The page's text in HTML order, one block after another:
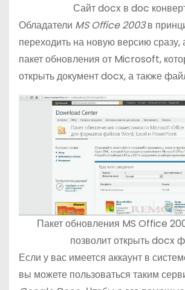
Сайт docx в doc
Обладатели MS Office 2003в
переходить на новую версию сразу,
пакет обновления от Microsoft,
открыть документ docx, а также
Пакет обновления MS Office
позволит открыть docx
Если у вас имеется аккаунт в
вы можете пользоваться таким